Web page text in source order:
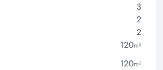
3
2
2
120m²
120m²